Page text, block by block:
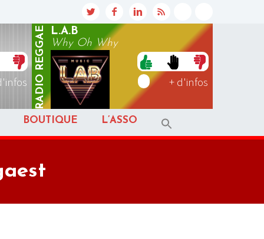
RADIO
REGGAE
L.A.B
Why Oh Why
+ d'infos
BOUTIQUE L’ASSO